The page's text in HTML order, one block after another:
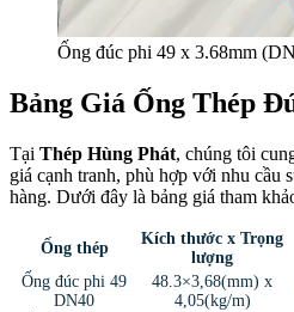
Ống đúc phi 49 x 3.68mm
Bảng Giá Ống Thép
Tại Thép Hùng Phát, chúng tôi
giá cạnh tranh, phù hợp với nhu cầu
hàng. Dưới đây là bảng giá tham
Ống thép
Kích thước x Trọng
lượng
Ống đúc phi 49
DN40
48.3×3,68(mm) x
4,05(kg/m)